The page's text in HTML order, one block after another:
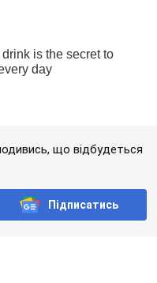
що відбудеться
Підписатись